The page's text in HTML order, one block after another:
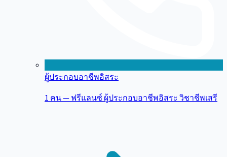
ผู้ประกอบอาชีพอิสระ
1 คน — ฟรีแลนซ์ ผู้ประกอบอาชีพอิสระ วิชาชีพเสรี